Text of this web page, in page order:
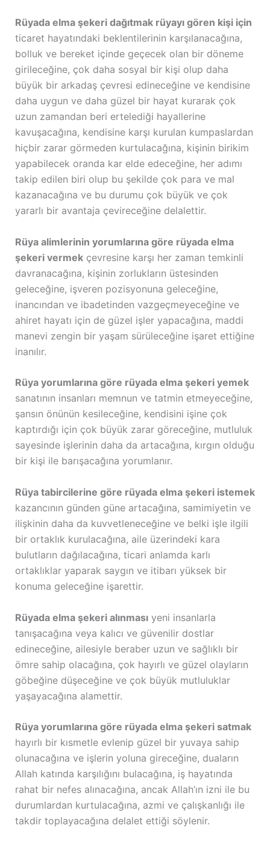
Rüyada elma şekeri dağıtmak rüyayı gören kişi için
ticaret hayatındaki beklentilerinin karşılanacağına,
bolluk ve bereket içinde geçecek olan bir döneme
girileceğine, çok daha sosyal bir kişi olup daha
büyük bir arkadaş çevresi edineceğine ve kendisine
daha uygun ve daha güzel bir hayat kurarak çok
uzun zamandan beri ertelediği hayallerine
kavuşacağına, kendisine karşı kurulan kumpaslardan
hiçbir zarar görmeden kurtulacağına, kişinin birikim
yapabilecek oranda kar elde edeceğine, her adımı
takip edilen biri olup bu şekilde çok para ve mal
kazanacağına ve bu durumu çok büyük ve çok
yararlı bir avantaja çevireceğine delalettir.
Rüya alimlerinin yorumlarına göre rüyada elma
şekeri vermekçevresine karşı her zaman temkinli
davranacağına, kişinin zorlukların üstesinden
geleceğine, işveren pozisyonuna geleceğine,
inancından ve ibadetinden vazgeçmeyeceğine ve
ahiret hayatı için de güzel işler yapacağına, maddi
manevi zengin bir yaşam sürüleceğine işaret ettiğine
inanılır.
Rüya yorumlarına göre rüyada elma şekeri yemek
sanatının insanları memnun ve tatmin etmeyeceğine,
şansın önünün kesileceğine, kendisini işine çok
kaptırdığı için çok büyük zarar göreceğine, mutluluk
sayesinde işlerinin daha da artacağına, kırgın olduğu
bir kişi ile barışacağına yorumlanır.
Rüya tabircilerine göre rüyada elma şekeri istemek
kazancının günden güne artacağına, samimiyetin ve
ilişkinin daha da kuvvetleneceğine ve belki işle ilgili
bir ortaklık kurulacağına, aile üzerindeki kara
bulutların dağılacağına, ticari anlamda karlı
ortaklıklar yaparak saygın ve itibarı yüksek bir
konuma geleceğine işarettir.
Rüyada elma şekeri alınmasıyeni insanlarla
tanışacağına veya kalıcı ve güvenilir dostlar
edineceğine, ailesiyle beraber uzun ve sağlıklı bir
ömre sahip olacağına, çok hayırlı ve güzel olayların
göbeğine düşeceğine ve çok büyük mutluluklar
yaşayacağına alamettir.
Rüya yorumlarına göre rüyada elma şekeri satmak
hayırlı bir kısmetle evlenip güzel bir yuvaya sahip
olunacağına ve işlerin yoluna gireceğine, duaların
Allah katında karşılığını bulacağına, iş hayatında
rahat bir nefes alınacağına, ancak Allah’ın izni ile bu
durumlardan kurtulacağına, azmi ve çalışkanlığı ile
takdir toplayacağına delalet ettiği söylenir.